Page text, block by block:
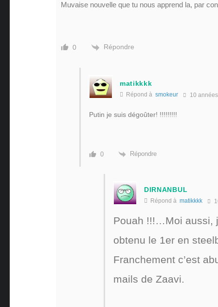
Muvaise nouvelle que tu nous apprend la, par
0 Répondre
matikkkk
Répond à smokeur 10 années
Putin je suis dégoûter! !!!!!!!!!
0 Répondre
DIRNANBUL
Répond à matikkkk
Pouah !!!…Moi aussi,
obtenu le 1er en
Franchement c’est
mails de Zaavi.